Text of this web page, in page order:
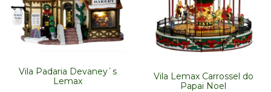
Vila Padaria Devaney`s
Lemax
Vila Lemax Carrossel do
Papai Noel